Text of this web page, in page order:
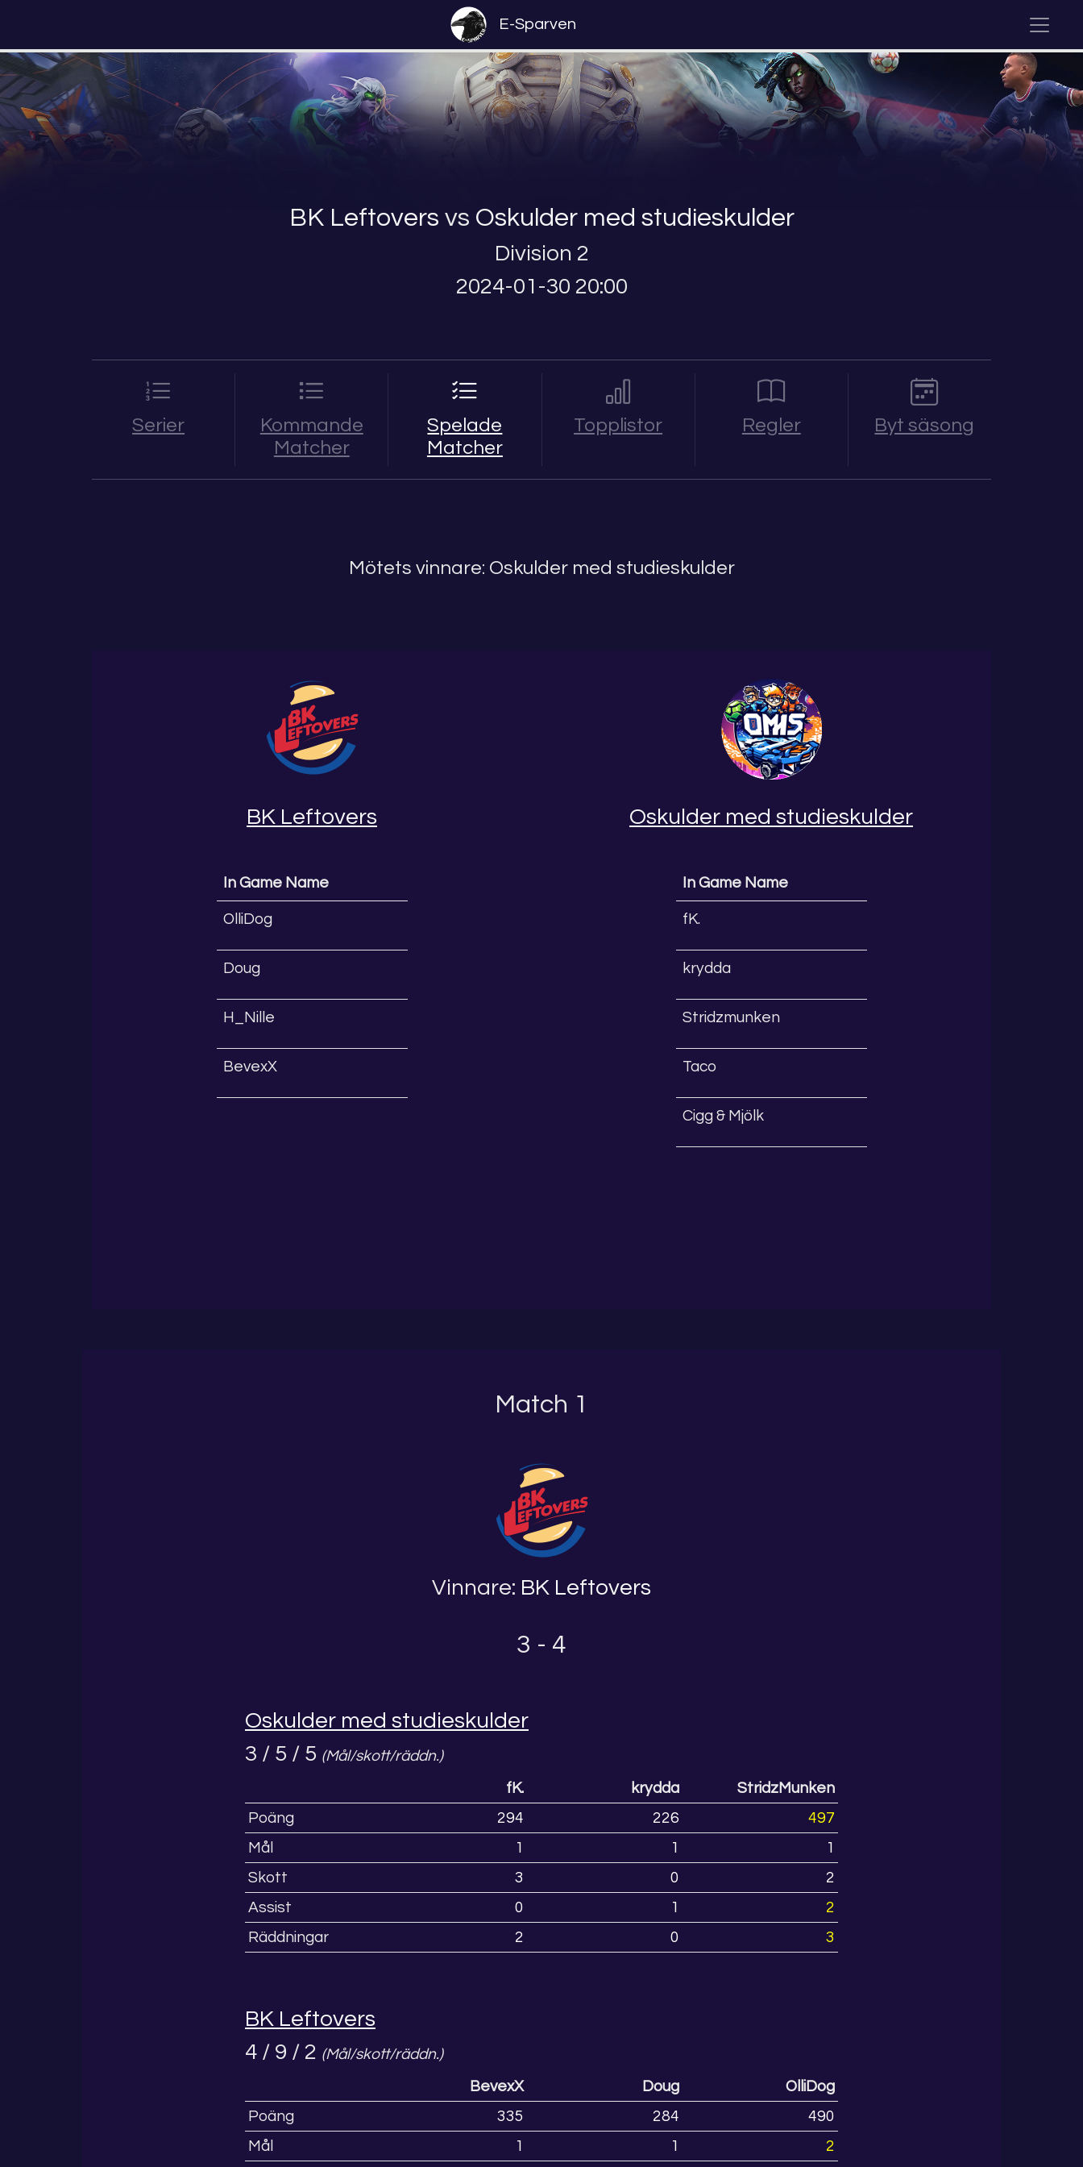
E-Sparven
BK Leftovers vs Oskulder med studieskulder
Division 2
2024-01-30 20:00
Serier
Kommande
Matcher
Spelade
Matcher
Topplistor Regler Byt säsong
Mötets vinnare: Oskulder med studieskulder
BK Leftovers
In Game Name
OlliDog
Doug
H_Nille
BevexX
Oskulder med studieskulder
In Game Name
fK.
krydda
Stridzmunken
Taco
Cigg & Mjölk
Match 1
Vinnare: BK Leftovers
3 - 4
Oskulder med studieskulder
3 / 5 / 5 (Mål/skott/räddn.)
fK.
krydda
StridzMunken
Poäng
294 226
497
Mål
1 1
1
Skott
3 0
2
Assist
0 1
2
Räddningar
2 0 3
BK Leftovers
4 / 9 / 2 (Mål/skott/räddn.)
BevexX
Doug
OlliDog
Poäng
335 284
490
Mål
1 1
2